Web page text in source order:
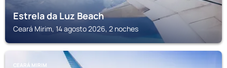
Estrela da Luz Beach
Ceará Mirim, 14 agosto 2026, 2 noches
CEARÁ MIRIM